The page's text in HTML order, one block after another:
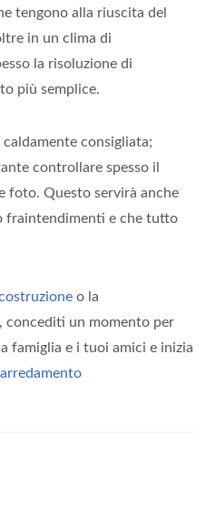
tengono alla riuscita del
in un clima di
la risoluzione di
più semplice.
caldamente consigliata;
controllare spesso il
foto. Questo servirà anche
fraintendimenti e che tutto
o la
concediti un momento per
famiglia e i tuoi amici e inizia
arredamento